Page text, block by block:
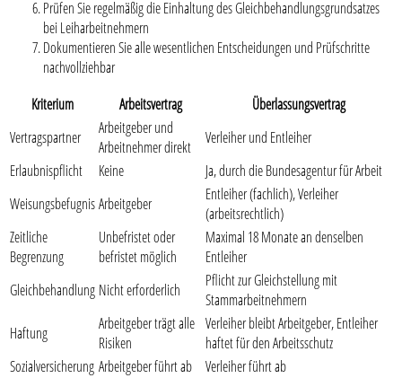
Prüfen Sie regelmäßig die Einhaltung des Gleichbehandlungsgrundsatzes
bei Leiharbeitnehmern
Dokumentieren Sie alle wesentlichen Entscheidungen und Prüfschritte
nachvollziehbar
Kriterium
Arbeitsvertrag
Überlassungsvertrag
Vertragspartner
Arbeitgeber und
Arbeitnehmer direkt
Verleiher und Entleiher
Erlaubnispflicht
Keine
Ja, durch die Bundesagentur für Arbeit
WeisungsbefugnisArbeitgeber
Entleiher (fachlich), Verleiher
(arbeitsrechtlich)
Zeitliche
Begrenzung
Unbefristet oder
befristet möglich
Maximal 18 Monate an denselben
Entleiher
Gleichbehandlung Nicht erforderlich
Pflicht zur Gleichstellung mit
Stammarbeitnehmern
Haftung
Arbeitgeber trägt alle
Risiken
Verleiher bleibt Arbeitgeber, Entleiher
haftet für den Arbeitsschutz
Sozialversicherung Arbeitgeber führt ab
Verleiher führt ab